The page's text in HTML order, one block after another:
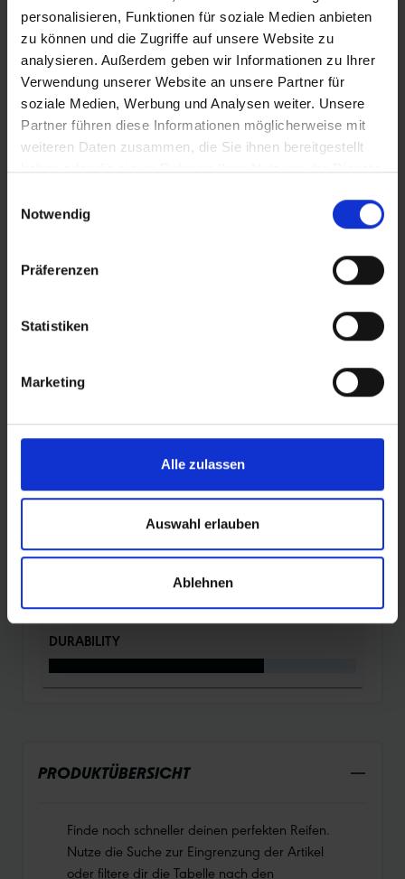
personalisieren, Funktionen für soziale Medien anbieten
zu können und die Zugriffe auf unsere Website zu
analysieren. Außerdem geben wir Informationen zu Ihrer
Verwendung unserer Website an unsere Partner für
soziale Medien, Werbung und Analysen weiter. Unsere
Partner führen diese Informationen möglicherweise mit
weiteren Daten zusammen, die Sie ihnen bereitgestellt
haben oder die sie im Rahmen Ihrer Nutzung der Dienste
Notwendig
Präferenzen
Statistiken
Marketing
Alle zulassen
Auswahl erlauben
Ablehnen
PRODUKTINFORMATIONEN
BREIT, KOMFORTABEL, SICHER! Egal ob auf Asphalt
oder in leichtem Gelände, der bullige MOTION Super
Moto-X bietet beste Fahreigenschaften und jede Menge
Komfort. Damit jedes Ziel sicher erreicht wird, hält die
stabile DoubleDefense-Konstruktion auch härtesten
Bedingungen stand. Mit bis zu 70 mm Breite, riesigem
Volumen und hohem Komfort ist der MOTION Super
Natürlich mit ECE-R75 Prüfzeichen für schnelle E-Bikes.
BEWERTUNGEN
ROLLING
DURABILITY
PRODUKTÜBERSICHT
Finde noch schneller deinen perfekten Reifen.
Nutze die Suche zur Eingrenzung der Artikel
oder filtere dir die Tabelle nach den